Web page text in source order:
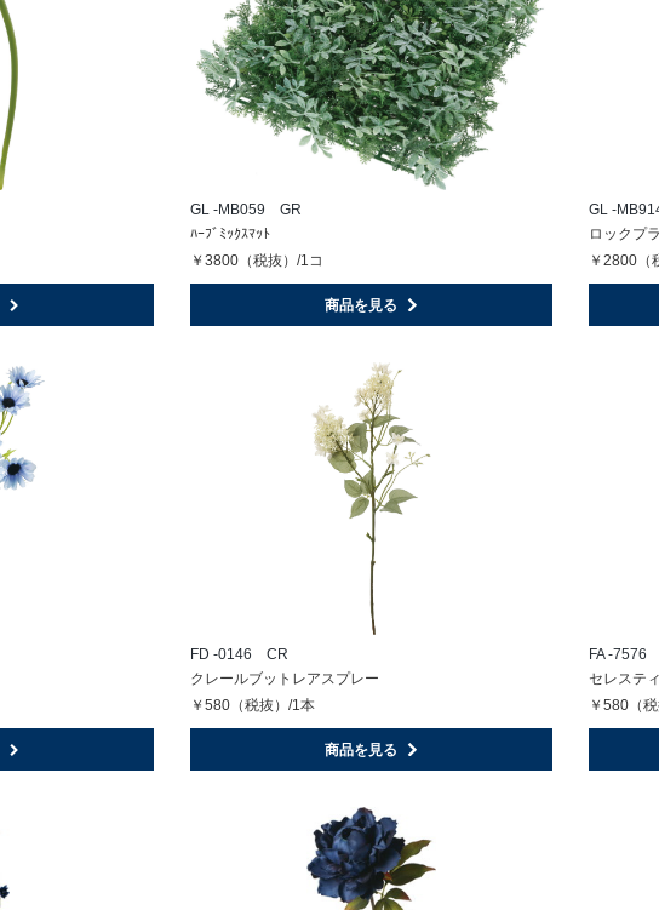
GL -MB059 GR
ﾊｰﾌﾞﾐｯｸｽﾏｯﾄ
￥3800（税抜）/1コ
商品を見る
GL -
ロックプ
￥2800（
FD -0146 CR
クレールブットレアスプレー
￥580（税抜）/1本
商品を見る
FA -7576
セレステ
￥580（